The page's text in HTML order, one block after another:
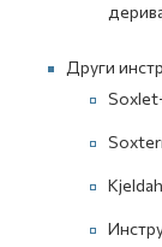
Други
Soxlet-